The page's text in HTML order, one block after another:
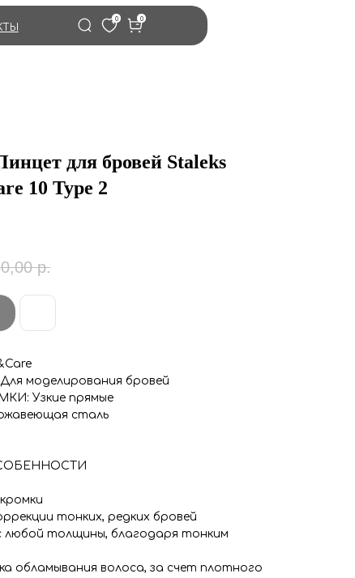
0 0
для бровей Staleks
10 Type 2
р.
моделирования бровей
Узкие прямые
сталь
тонких, редких бровей
любой толщины, благодаря тонким
обламывания волоса, за счет плотного